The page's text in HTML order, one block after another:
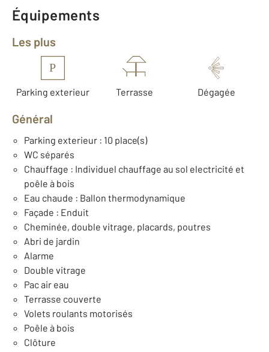
Équipements
Les plus
P
Parking exterieur Terrasse Dégagée
Général
Parking exterieur : 10 place(s)
WC séparés
Chauffage : Individuel chauffage au sol electricité et
poêle à bois
Eau chaude : Ballon thermodynamique
Façade : Enduit
Cheminée, double vitrage, placards, poutres
Abri de jardin
Alarme
Double vitrage
Pac air eau
Terrasse couverte
Volets roulants motorisés
Poêle à bois
Clôture